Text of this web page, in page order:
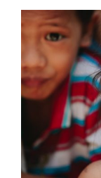
Ver
imagen
más
grande